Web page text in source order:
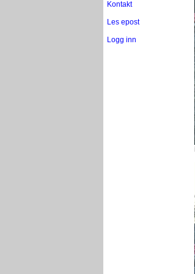
Kontakt
Les epost
Logg inn